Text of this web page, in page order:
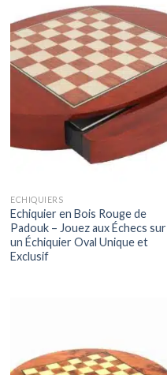
ECHIQUIERS
Echiquier en Bois Rouge de
Padouk – Jouez aux Échecs sur
un Échiquier Oval Unique et
Exclusif